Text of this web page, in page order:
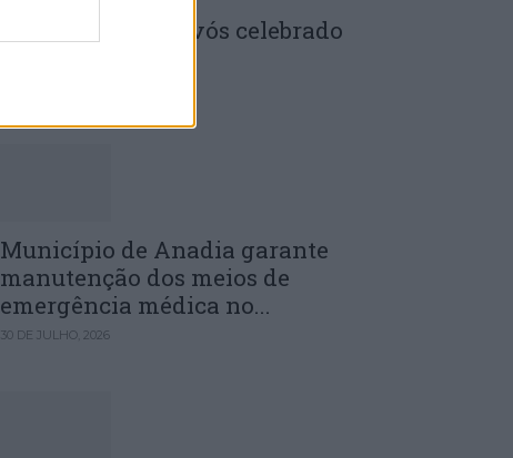
Penela: Dia dos Avós celebrado
Município de Anadia garante
manutenção dos meios de
emergência médica no...
30 DE JULHO, 2026